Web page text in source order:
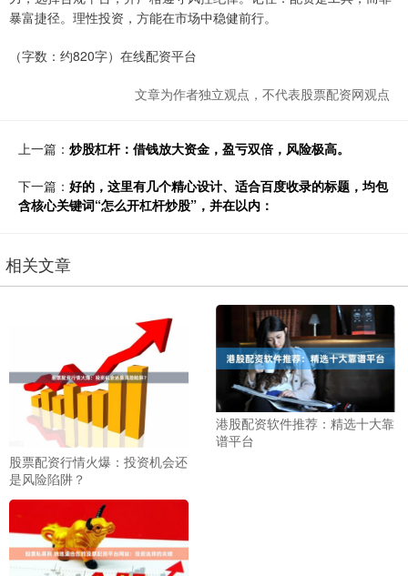
暴富捷径。理性投资，方能在市场中稳健前行。
（字数：约820字）在线配资平台
文章为作者独立观点，不代表股票配资网观点
上一篇： 炒股杠杆：借钱放大资金，盈亏双倍，风险极高。
下一篇： 好的，这里有几个精心设计、适合百度收录的标题，均包
含核心关键词“怎么开杠杆炒股”，并在以内：
相关文章
股票配资行情火爆：投资机会还
是风险陷阱？
港股配资软件推荐：精选十大靠
谱平台